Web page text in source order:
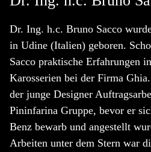
Dr. Ing. h.c. Bruno Sacco
in Udine (Italien) geboren.
Sacco praktische Erfahrungen
Karosserien bei der Firma
der junge Designer
Pininfarina Gruppe, bevor er
Benz bewarb und angestellt
Arbeiten unter dem Stern war